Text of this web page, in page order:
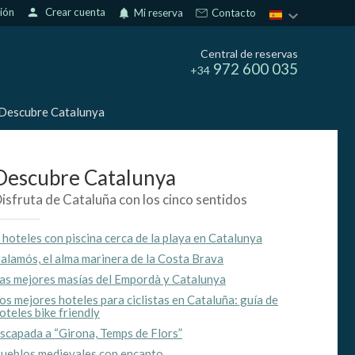
person Crear cuenta notifications Mi reserva Contacto
Central de reservas
+34 972 600 035
Catalunya
Catalunya
de Cataluña con los cinco sentidos
hoteles con piscina cerca de la playa en Catalunya
el alma marinera de la Costa Brava
mejores masías del Empordà y Catalunya
mejores hoteles para ciclistas en Cataluña: guía de
bike friendly
a “Girona, Temps de Flors”